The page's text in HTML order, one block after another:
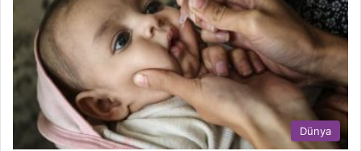
Dünya